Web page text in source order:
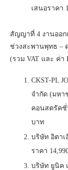
เสนอราคา
สัญญาที่ 4 งานออก
ช่วงสะพานพุทธ –
(รวม VAT และ ค่า
CKST-PL
จำกัด (มหา
คอนสตรัคชั่
บาท
บริษัท อิตา
ราคา
บริษัท ยูนิค